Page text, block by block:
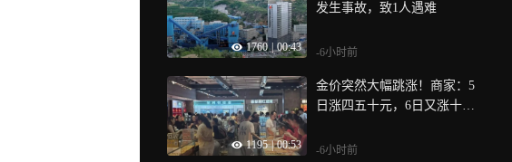
1760 00:43
发生事故，致1人遇难
-6小时前
1195 | 00:53
金价突然大幅跳涨！商家：5
日涨四五十元，6日又涨十元
-6小时前